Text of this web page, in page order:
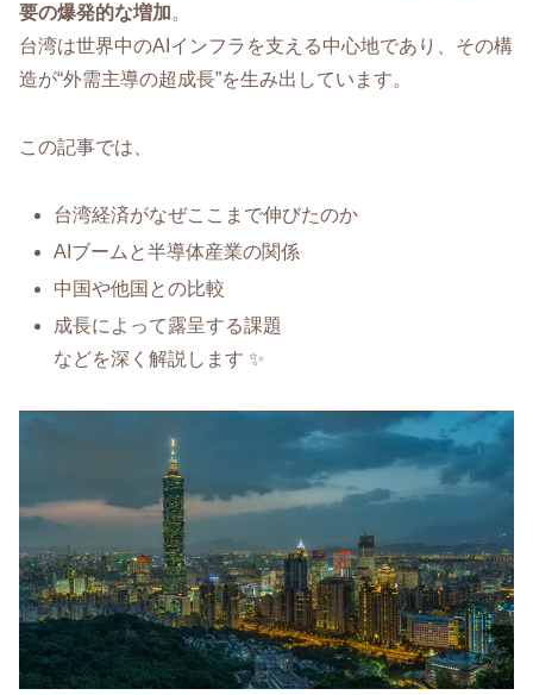
要の爆発的な増加。
台湾は世界中のAIインフラを支える中心地であり、その構
造が“外需主導の超成長”を生み出しています。
この記事では、
台湾経済がなぜここまで伸びたのか
AIブームと半導体産業の関係
中国や他国との比較
成長によって露呈する課題
などを深く解説します ✨